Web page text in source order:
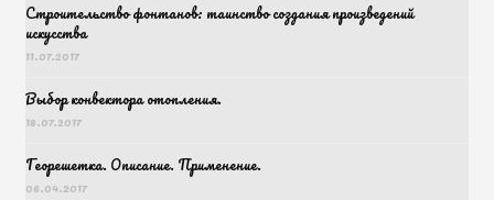
Строительство фонтанов: таинство создания произведений
искусства
11.07.2017
Выбор конвектора отопления.
18.07.2017
Георешетка. Описание. Применение.
06.04.2017